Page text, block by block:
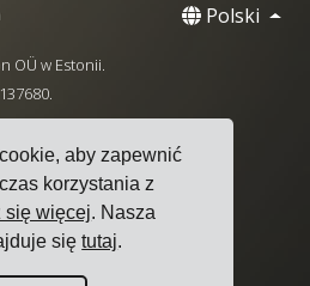
aby zapewnić
korzystania z
się więcej. Nasza
siętutaj.
Polski
OÜ w Estonii.
|Polityka Prywatności